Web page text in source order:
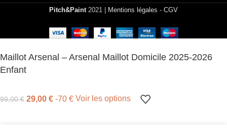
Pitch&Paint 2021 | Mentions légales - CGV
Maillot Arsenal – Arsenal Maillot Domicile 2025-2026
Enfant
99,00€ 29,00 € -70 € Voir les options